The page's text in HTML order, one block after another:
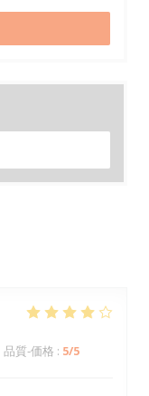
品質-価格 : 5/5